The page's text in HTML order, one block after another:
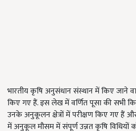
भारतीय कृषि अनुसंधान संस्थान में किए जाने
किए गए हैं. इस लेख में वर्णित पूसा की सभी
उनके अनुकूलन क्षेत्रों में परीक्षण किए गए हैं
में अनुकूल मौसम में संपूर्ण उन्नत कृषि विधियों